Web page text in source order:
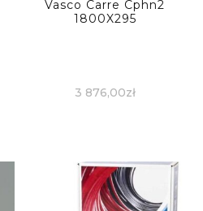
Vasco Carre Cphn2
1800X295
3 876,00zł